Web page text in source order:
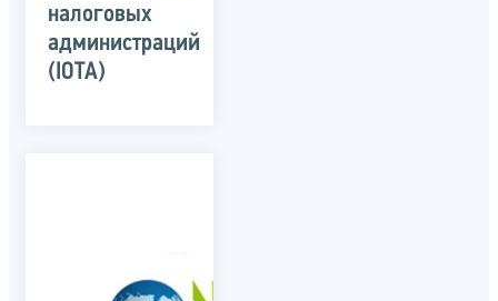
налоговых
администраций
(IOTA)